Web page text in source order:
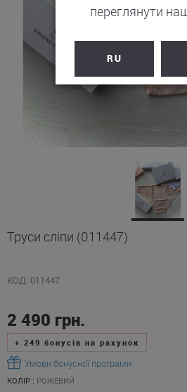
Труси сліпи (011447)
КОД: 011447
2 490 грн.
+ 249 бонусів на рахунок
Умови бонусної програми
КОЛІР : РОЖЕВИЙ
переглянути
RU